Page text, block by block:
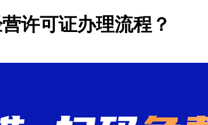
许可证办理流程？